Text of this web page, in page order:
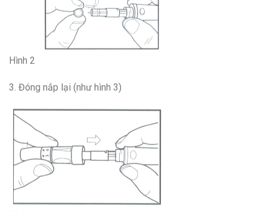
Hình 2
3. Đóng nắp lại (như hình 3)